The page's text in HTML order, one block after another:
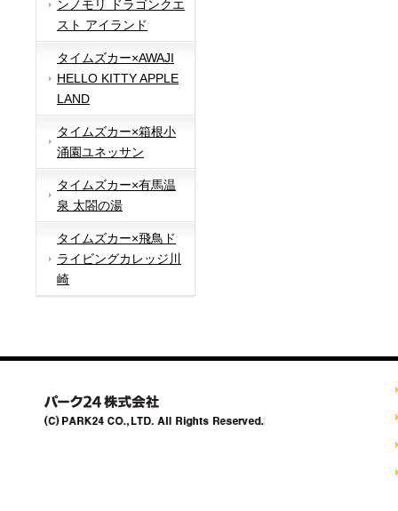
ンノモリ ドラゴンクエ
スト アイランド
タイムズカー×AWAJI
HELLO KITTY APPLE
LAND
タイムズカー×箱根小
涌園ユネッサン
タイムズカー×有馬温
泉 太閤の湯
タイムズカー×飛鳥ド
ライビングカレッジ川
崎